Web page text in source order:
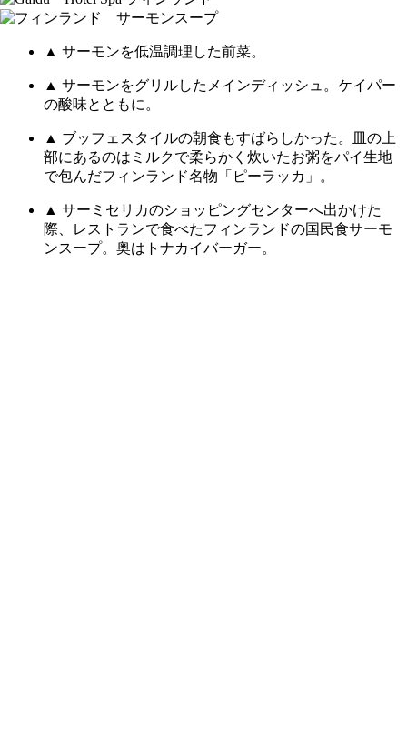
▲ サーモンを低温調理した前菜。
▲ サーモンをグリルしたメインディッシュ。ケイパー
の酸味とともに。
▲ ブッフェスタイルの朝食もすばらしかった。皿の上
部にあるのはミルクで柔らかく炊いたお粥をパイ生地
で包んだフィンランド名物「ピーラッカ」。
▲ サーミセリカのショッピングセンターへ出かけた
際、レストランで食べたフィンランドの国民食サーモ
ンスープ。奥はトナカイバーガー。